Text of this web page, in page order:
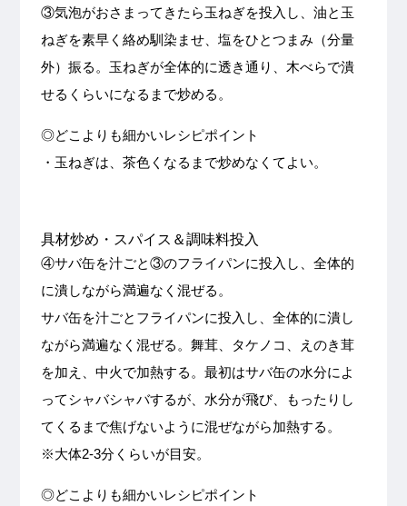
③気泡がおさまってきたら玉ねぎを投入し、油と玉
ねぎを素早く絡め馴染ませ、塩をひとつまみ（分量
外）振る。玉ねぎが全体的に透き通り、木べらで潰
せるくらいになるまで炒める。
◎どこよりも細かいレシピポイント
・玉ねぎは、茶色くなるまで炒めなくてよい。
具材炒め・スパイス＆調味料投入
④サバ缶を汁ごと③のフライパンに投入し、全体的
に潰しながら満遍なく混ぜる。
サバ缶を汁ごとフライパンに投入し、全体的に潰し
ながら満遍なく混ぜる。舞茸、タケノコ、えのき茸
を加え、中火で加熱する。最初はサバ缶の水分によ
ってシャバシャバするが、水分が飛び、もったりし
てくるまで焦げないように混ぜながら加熱する。
※大体2-3分くらいが目安。
◎どこよりも細かいレシピポイント